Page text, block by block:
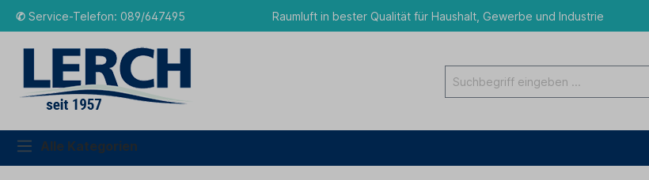
✆ Service-Telefon: 089/647495 Raumluft in bester Qualität für Haushalt, Gewerbe und Industrie
Alle Kategorien